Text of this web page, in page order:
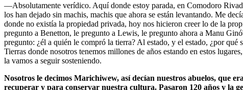
—Absolutamente verídico. Aquí donde estoy parada, en Comodoro
los han dejado sin machis, machis que ahora se están levantando. Me
donde no existía la propiedad privada, hoy nos hicieron creer lo de la
pregunto a Benetton, le pregunto a Lewis, le pregunto ahora a Manu
pregunto: ¿él a quién le compró la tierra? Al estado, y el estado, ¿por qué
Tierras donde nosotros tenemos millones de años estando en estos
la vamos a seguir sosteniendo.
Nosotros le decimos Marichiwew, así decían nuestros abuelos, que
recuperar y para conservar nuestra cultura. Pasaron 120 años y la